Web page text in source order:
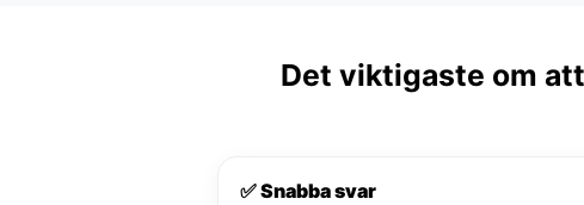
Det viktigaste om
✅ Snabba svar